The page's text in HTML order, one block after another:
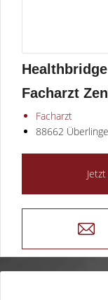
Facharzt
Facharzt
88662